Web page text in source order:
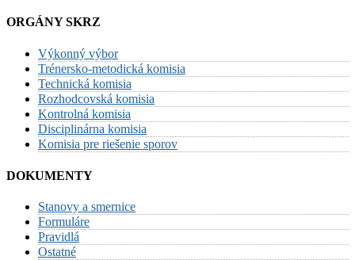
ORGÁNY SKRZ
Výkonný výbor
Trénersko-metodická komisia
Technická komisia
Rozhodcovská komisia
Kontrolná komisia
Disciplinárna komisia
Komisia pre riešenie sporov
DOKUMENTY
Stanovy a smernice
Formuláre
Pravidlá
Ostatné